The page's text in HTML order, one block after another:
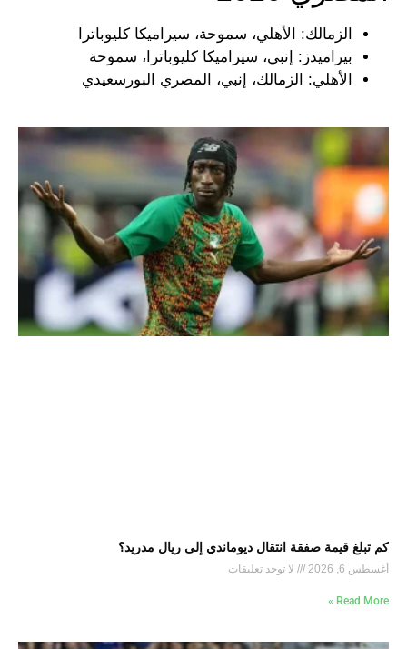
الزمالك: الأهلي، سموحة، سيراميكا كليوباترا
بيراميدز: إنبي، سيراميكا كليوباترا، سموحة
الأهلي: الزمالك، إنبي، المصري البورسعيدي
كم تبلغ قيمة صفقة انتقال ديوماندي إلى ريال مدريد؟
أغسطس 6, 2026 لا توجد تعليقات
Read More »